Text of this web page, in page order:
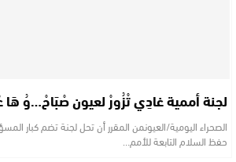
لجنة أممية غادِي تْزُورْ لعيون صْبَاحْ…وُ
الصحراء اليومية/العيونمن المقرر أن تحل لجنة تضم كبار
حفظ السلام التابعة للأمم…